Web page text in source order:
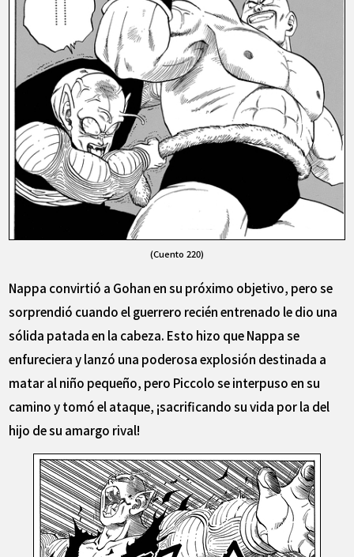
(Cuento 220)
Nappa convirtió a Gohan en su próximo objetivo, pero se
sorprendió cuando el guerrero recién entrenado le dio una
sólida patada en la cabeza. Esto hizo que Nappa se
enfureciera y lanzó una poderosa explosión destinada a
matar al niño pequeño, pero Piccolo se interpuso en su
camino y tomó el ataque, ¡sacrificando su vida por la del
hijo de su amargo rival!